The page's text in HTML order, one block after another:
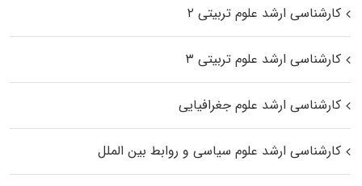
کارشناسی ارشد علوم تربیتی ۲
کارشناسی ارشد علوم تربیتی ۳
کارشناسی ارشد علوم جغرافیایی
کارشناسی ارشد علوم سیاسی و روابط بین الملل